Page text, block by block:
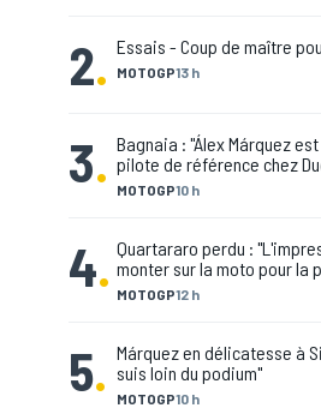
2. MOTOGP13 h
Essais - Coup de maître
3. MOTOGP10 h
Bagnaia : "Álex Márquez
pilote de référence chez
4. MOTOGP12 h
Quartararo perdu :
monter sur la moto pour la
5. MOTOGP10 h
Márquez en délicatesse à
suis loin du podium"